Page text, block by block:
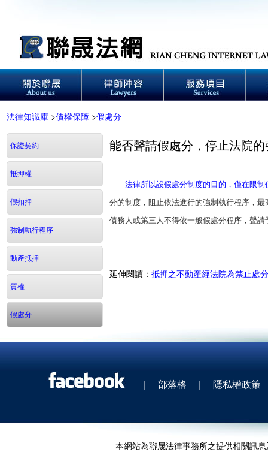
法律知識庫 >債權保障 >假處分
保證契約
抵押權
假扣押
強制執行程序
動產抵押
質權
假處分
能否聲請假處分，停止法院
法律所以設假處分制度的目的，僅在限
分的制度，阻止依法進行的強制執行程序，
債務人或第三人不得依一般假處分程序，
延伸閱讀： 抵押之不動產經法院為禁止處
| 部落格 | 隱私權政策
本網站為聯晟法律事務所之提供相關訊